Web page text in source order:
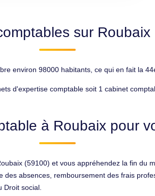
sur Roubaix
environ 98000 habitants, ce qui en fait la
d'expertise comptable soit 1 cabinet
à Roubaix pour
(59100) et vous appréhendez la fin du
absences, remboursement des frais
Droit social.